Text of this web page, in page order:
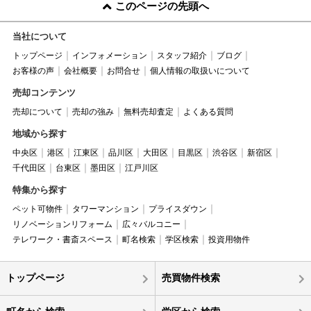
このページの先頭へ
当社について
トップページ インフォメーション スタッフ紹介
ブログ
お客様の声
会社概要 お問合せ 個人情報の取扱いについて
売却コンテンツ
売却について 売却の強み 無料売却査定 よくある質問
地域から探す
中央区 港区 江東区 品川区 大田区 目黒区 渋谷区
新宿区
千代田区
台東区 墨田区 江戸川区
特集から探す
ペット可物件 タワーマンション
プライスダウン
リノベーションリフォーム
広々バルコニー
テレワーク・書斎スペース
町名検索 学区検索 投資用物件
トップページ 売買物件検索